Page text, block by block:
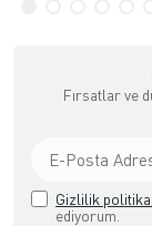
Fırsatlar ve
Gizlilik
ediyorum.